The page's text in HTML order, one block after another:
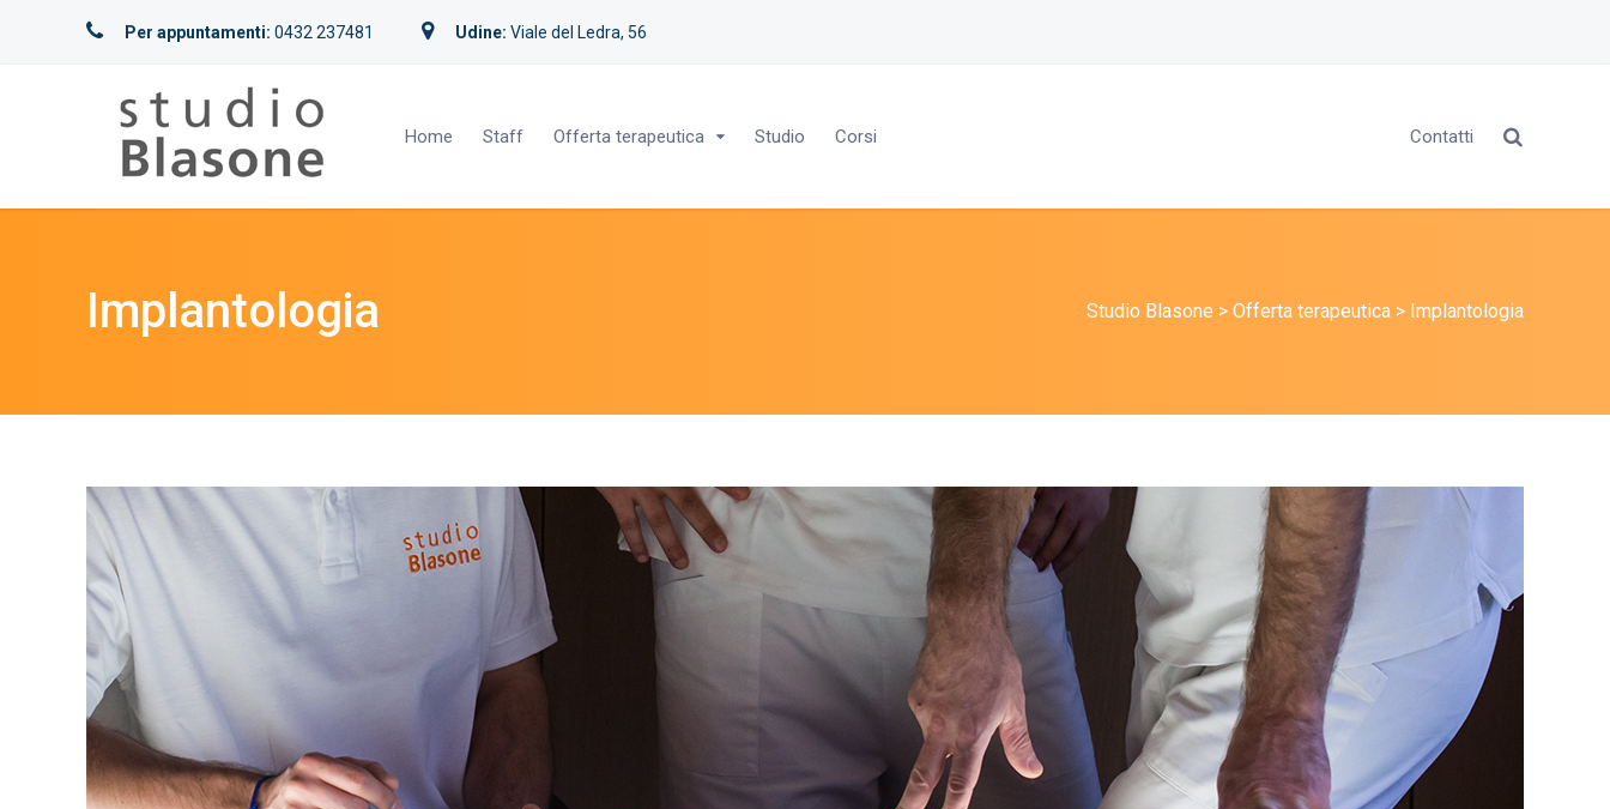
Per appuntamenti: 0432 237481 Udine: Viale del Ledra, 56
Home Staff Offerta terapeutica Studio Corsi Contatti
Implantologia Studio Blasone > Offerta terapeutica > Implantologia